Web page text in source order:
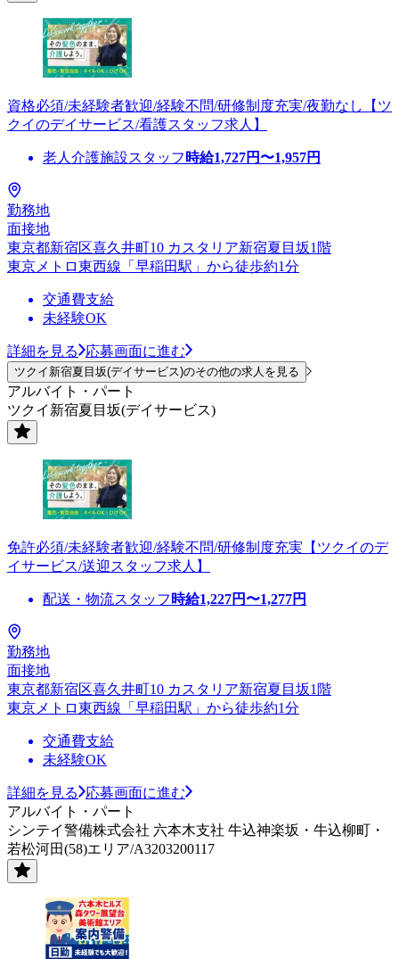
資格必須/未経験者歓迎/経験不問/研修制度充実/夜勤なし【ツ
クイのデイサービス/看護スタッフ求人】
老人介護施設スタッフ 時給1,727円〜1,957円
勤務地
面接地
東京都新宿区喜久井町10 カスタリア新宿夏目坂1階
東京メトロ東西線「早稲田駅」から徒歩約1分
交通費支給
未経験OK
詳細を見る 応募画面に進む
ツクイ新宿夏目坂(デイサービス)のその他の求人を見る
アルバイト・パート
ツクイ新宿夏目坂(デイサービス)
免許必須/未経験者歓迎/経験不問/研修制度充実【ツクイのデ
イサービス/送迎スタッフ求人】
配送・物流スタッフ 時給1,227円〜1,277円
勤務地
面接地
東京都新宿区喜久井町10 カスタリア新宿夏目坂1階
東京メトロ東西線「早稲田駅」から徒歩約1分
交通費支給
未経験OK
詳細を見る
応募画面に進む
アルバイト・パート
シンテイ警備株式会社 六本木支社 牛込神楽坂・牛込柳町・
若松河田(58)エリア/A3203200117